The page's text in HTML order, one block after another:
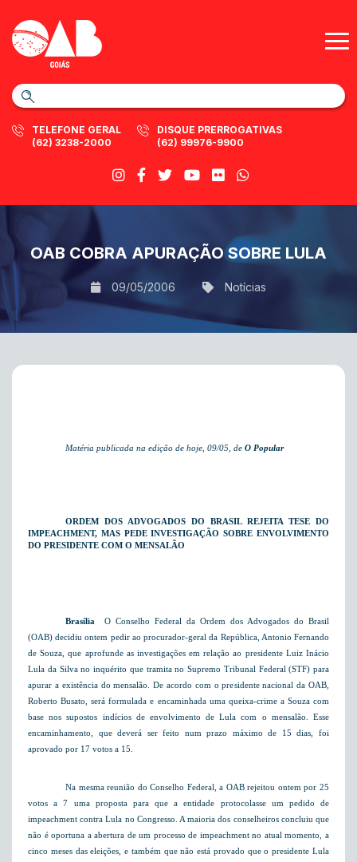
TELEFONE GERAL
(62) 3238-2000
DISQUE PRERROGATIVAS
(62) 99976-9900
OAB COBRA APURAÇÃO SOBRE LULA
09/05/2006 Notícias
Matéria publicada na edição de hoje, 09/05, deO Popular
ORDEM DOS ADVOGADOS DO BRASIL REJEITA TESE DO
IMPEACHMENT, MAS PEDE INVESTIGAÇÃO SOBRE ENVOLVIMENTO
DO PRESIDENTE COM O MENSALÃO
Brasília
 O Conselho Federal da Ordem dos Advogados do Brasil
(OAB) decidiu ontem pedir ao procurador-geral da República, Antonio Fernando
de Souza, que aprofunde as investigações em relação ao presidente Luiz Inácio
Lula da Silva no inquérito que tramita no Supremo Tribunal Federal (STF) para
apurar a existência do mensalão. De acordo com o presidente nacional da OAB,
Roberto Busato, será formulada e encaminhada uma queixa-crime a Souza com
base nos supostos indícios de envolvimento de Lula com o mensalão. Esse
encaminhamento, que deverá ser feito num prazo máximo de 15 dias, foi
aprovado por 17 votos a 15.
Na mesma reunião do Conselho Federal, a OAB rejeitou ontem por 25
votos a 7 uma proposta para que a entidade protocolasse um pedido de
impeachment contra Lula no Congresso. A maioria dos conselheiros concluiu que
não é oportuna a abertura de um processo de impeachment no atual momento, a
cinco meses das eleições, e também que não está provado que o presidente Lula